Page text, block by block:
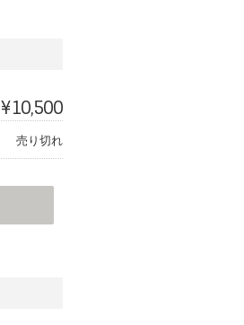
¥10,500
売り切れ